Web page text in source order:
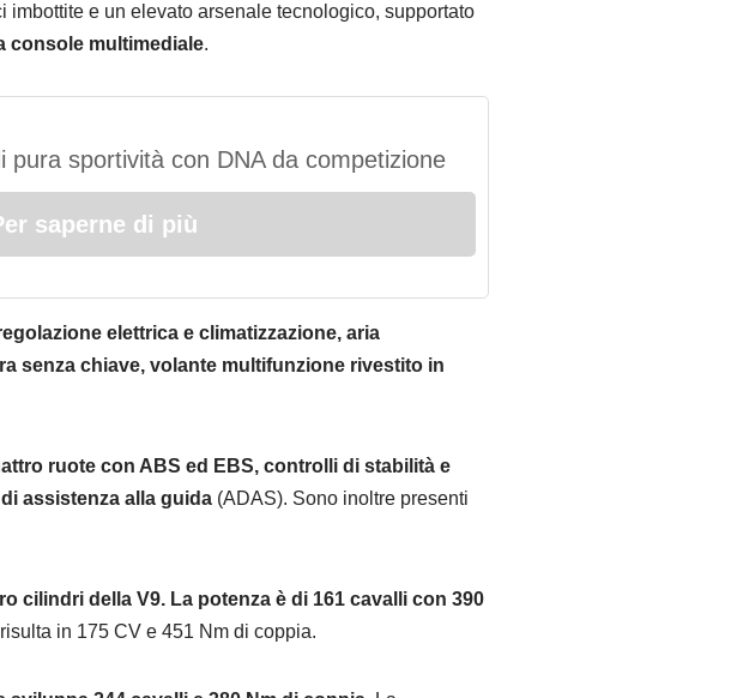
imbottite e un elevato arsenale tecnologico, supportato
console multimediale.
pura sportività con DNA da competizione
saperne di più
elettrica e climatizzazione, aria
senza chiave, volante multifunzione rivestito in
ruote con ABS ed EBS, controlli di stabilità e
assistenza alla guida(ADAS). Sono inoltre presenti
cilindri della V9. La potenza è di 161 cavalli con 390
in 175 CV e 451 Nm di coppia.